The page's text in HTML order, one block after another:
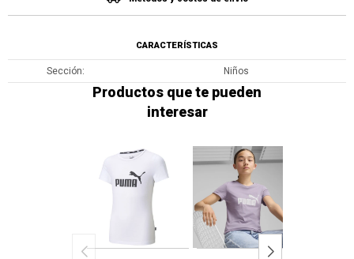
CARACTERÍSTICAS
Sección Niños
Productos que te pueden
interesar